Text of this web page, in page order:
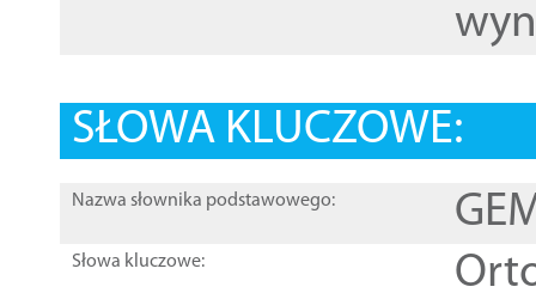
SŁOWA KLUCZOWE:
Nazwa słownika podstawowego:
Słowa kluczowe: